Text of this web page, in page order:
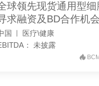
球领先现货通用型
求融资及BD合作机会
国
医疗\健康
：
未披露